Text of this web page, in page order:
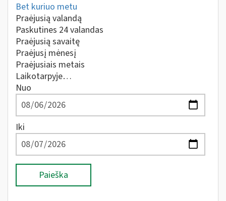
Bet kuriuo metu
Praėjusią valandą
Paskutines 24 valandas
Praėjusią savaitę
Praėjusį mėnesį
Praėjusiais metais
Laikotarpyje…
Nuo
Iki
Paieška